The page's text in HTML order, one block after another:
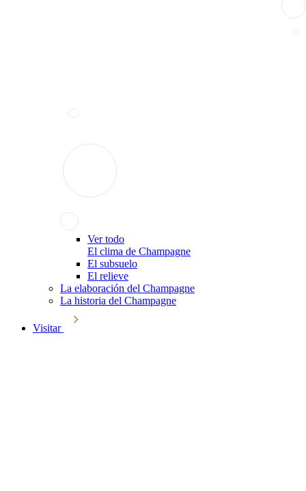
Ver todo
El clima de Champagne
El subsuelo
El relieve
La elaboración del Champagne
La historia del Champagne
Visitar